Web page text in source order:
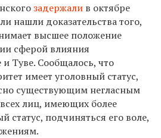
задержали в октябре
нашли доказательства того,
высшее положение
сферой влияния
Туве. Сообщалось, что
имеет уголовный статус,
существующим негласным
лиц, имеющих более
статус, подчиняться его воле,